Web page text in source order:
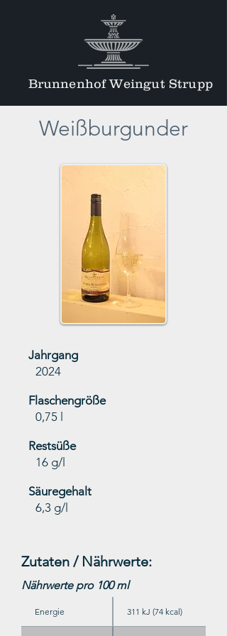
Brunnenhof Weingut Strupp
Weißburgunder
Jahrgang
2024
Flaschengröße
0,75 l
Restsüße
16 g/l
Säuregehalt
6,3 g/l
Zutaten / Nährwerte:
Nährwerte pro 100 ml
Energie 311 kJ (74 kcal)